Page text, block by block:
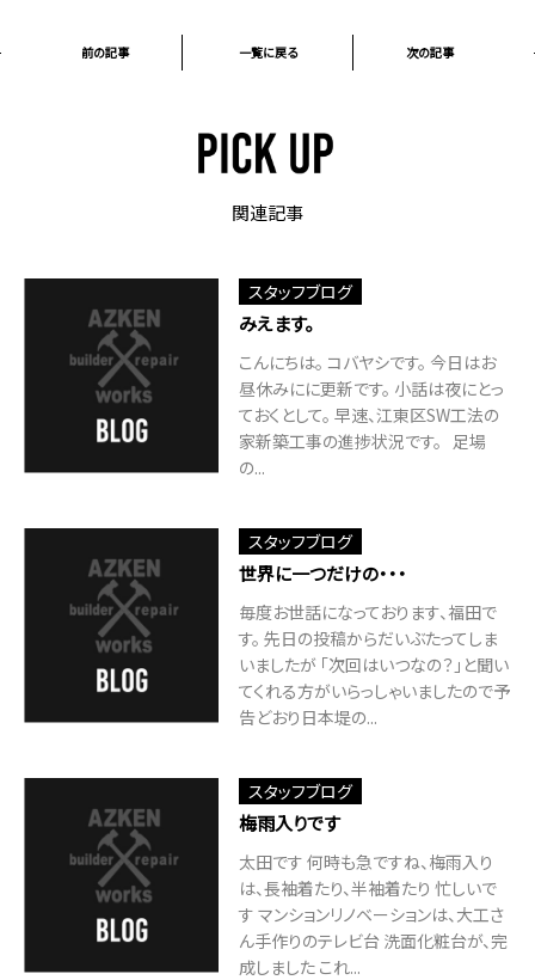
前の記事 一覧に戻る 次の記事
関連記事
スタッフブログ
みえます。
こんにちは。 コバヤシです。 今日はお
昼休みにに更新です。 小話は夜にとっ
ておくとして。 早速、江東区SW工法の
家新築工事の進捗状況です。 足場
の...
スタッフブログ
世界に一つだけの・・・
毎度お世話になっております、福田で
す。 先日の投稿からだいぶたってしま
いましたが 「次回はいつなの？」と聞い
てくれる方がいらっしゃいましたので予
告どおり日本堤の...
スタッフブログ
梅雨入りです
太田です 何時も急ですね、梅雨入り
は、長袖着たり、半袖着たり 忙しいで
す マンションリノベーションは、大工さ
ん手作りのテレビ台 洗面化粧台が、完
成しました これ...